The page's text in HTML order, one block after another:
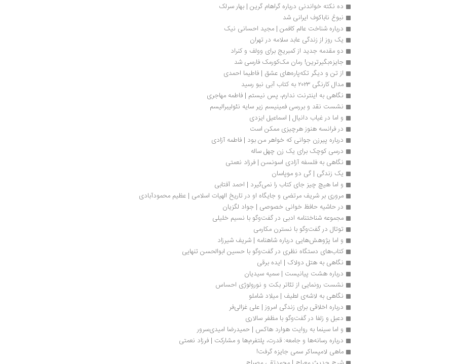
ده نکته خواندنی درباره گراهام گرین | بهار سرلک
نبوغ ناباکوف ایرانی شد
درباره شناخت عالم کافمن | مجید احسانی نیک
یک روز از زندگی عابد سلامه در تهران
دو مقدمه جدید از کمبریج برای وولف و کنراد
جایزه‌بگیرترین! رمان مک‌کورمک فارسی شد
از تن و دیگر تکه‌پاره‌های عشق | فاطیما احمدی
مدال کارنگی ۲۰۲۳ به کتاب آبی نبو رسید
نگاهی به اینترنت ندارم، پس نیستم | فاطمه مهاجری
نشست نقد و بررسی فمینیسم زیر سایه نئولیبرالیسم
و اما در غیاب دانیال | اسماعیل ایزدی
در فرانسه هنوز هرچیزی ممکن است
درباره پیرزن جوانی که خواهر من بود | فاطمه آزادی
درسی کوچک برای یک زن چهل ساله
نگاهی به فلسفه آزادی اسونسن | فرزاد نعمتی
یک زندگی | گی دو موپاسان
و اما هیچ چیز جای کتاب را نمی‌گیرد | احمد آفتابی
مروری بر شریف مرتضی و جایگاه او در تاریخ الهیات اسلامی | عظیم محمودآبادی
در حاشیه حافظ‌ خوانی خصوصی | جواد لگزیان
مجموعه شناختنامه ادبی در گفت‌وگو با نسیم خلیلی
توتال در گفت‌وگو با نسترن مکارمی
و اما پژوهش‌هایی درباره شاهنامه | شریف شیرزاد
کتاب‌های دستگاه‌ نظری در گفت‌وگو با حسین ابوالحسن تنهایی
نگاهی به هتل دولاک | ایده برقی
درباره هشت پیانیست | سمیه سیدیان
نشست رونمایی از تئاتر بکت و نورولوژی احساس
نگاهی به لاشه‌ی لطیف | میلاد شاملو
درباره اخلاقی برای زندگی امروز | علی غزالی‌فر
دعبل و زلفا در گفت‌وگو با مظفر سالاری
و اما سینما به روایت هوارد هاکس | حمیدرضا امیدی‌سرور
درباره رسانه‌ها و جامعه: قدرت، پلتفرم‌ها و مشارکت | فرزاد نعمتی
ماهی لامپساکر سمی جایزه گرفت!